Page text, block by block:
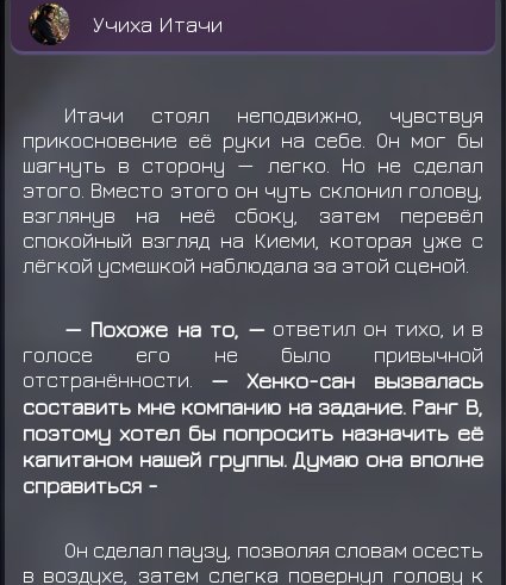
Учиха Итачи
Итачи стоял неподвижно, чувствуя
прикосновение её руки на себе. Он мог бы
шагнуть в сторону — легко. Но не сделал
этого. Вместо этого он чуть склонил голову,
взглянув на неё сбоку, затем перевёл
спокойный взгляд на Киеми, которая уже с
лёгкой усмешкой наблюдала за этой сценой.
— Похоже на то, —ответил он тихо, и в
голосе его не было привычной
отстранённости. — Хенко-сан вызвалась
составить мне компанию на задание. Ранг B,
поэтому хотел бы попросить назначить её
капитаном нашей группы. Думаю она вполне
справиться -
Он сделал паузу, позволяя словам осесть
в воздухе, затем слегка повернул голову к